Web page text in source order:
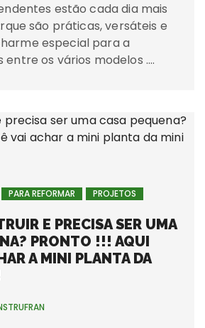
estão cada dia mais
são práticas, versáteis e
especial para a
entre os vários modelos ….
PARA REFORMAR PROJETOS
E PRECISA SER UMA
PRONTO !!! AQUI
A MINI PLANTA DA